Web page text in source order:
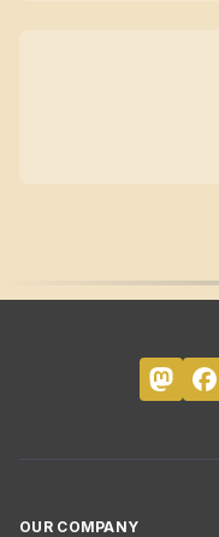
OUR COMPANY